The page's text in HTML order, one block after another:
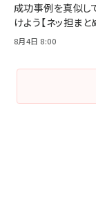
成功事例を真似し
けよう【ネッ担まと
8月4日 8:00